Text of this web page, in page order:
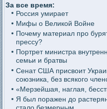
За все время:
Россия умирает
Мифы о Великой Войне
Почему материал про
прессу?
Портрет министра
семьи и братвы
Сенат США присвоит
союзника, без всякого
«Мерзейшая, наглая,
Я был поражен до